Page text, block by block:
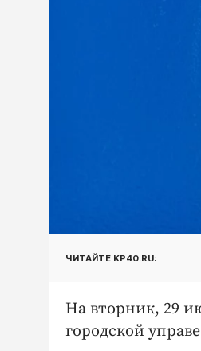
ЧИТАЙТЕ KP40.RU:
На вторник, 29
городской